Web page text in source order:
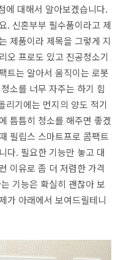
에 대해서 알아보겠습니다.
. 신혼부부 필수품이라고 제
제품이라 제목을 그렇게 지
오 프로도 있고 진공청소기
트는 알아서 움직이는 로봇
소를 너무 자주는 하기 힘
리기에는 먼지의 양도 적기
틈틈히 청소를 해주면 좋겠
필립스 스마트프로 콤팩트
다. 필요한 기능만 놓고 대
이유로 좀 더 저렴한 가격
기능은 확실히 괜찮아 보
가 아래에서 보여드릴테니